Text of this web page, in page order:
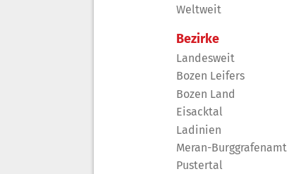
Weltweit
Bezirke
Landesweit
Bozen Leifers
Bozen Land
Eisacktal
Ladinien
Meran-Burggrafenamt
Pustertal